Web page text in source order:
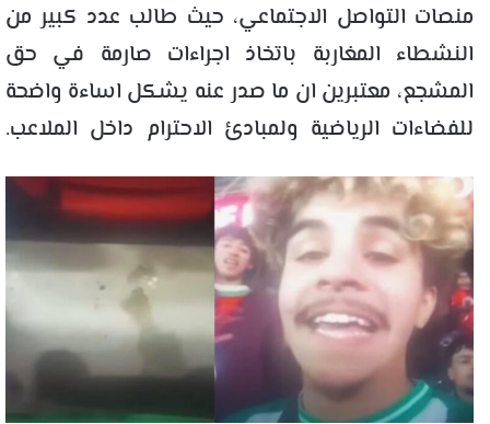
منصات التواصل الاجتماعي، حيث طالب عدد كبير من
النشطاء المغاربة باتخاذ اجراءات صارمة في حق
المشجع، معتبرين ان ما صدر عنه يشكل اساءة واضحة
للفضاءات الرياضية ولمبادئ الاحترام داخل الملاعب.